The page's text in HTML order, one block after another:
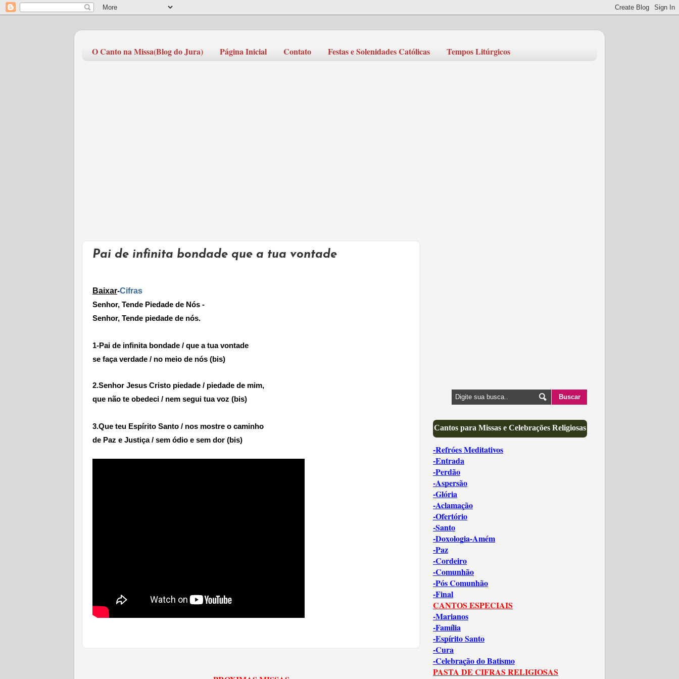
O Canto na Missa(Blog do Jura) Página Inicial Contato Festas e Solenidades Católicas Tempos Litúrgicos
Pai de infinita bondade que a tua vontade
Baixar-Cifras
Senhor, Tende Piedade de Nós -
Senhor, Tende piedade de nós.
1-Pai de infinita bondade / que a tua vontade
se faça verdade / no meio de nós (bis)
2.Senhor Jesus Cristo piedade / piedade de mim,
que não te obedeci / nem segui tuavoz (bis)
3.Que teu Espírito Santo / nos mostre o caminho
de Paz e Justiça / sem ódio e sem dor (bis)
Cantos para Missas e Celebrações Religiosas
-Refróes Meditativos
-Entrada
-Perdão
-Aspersão
-Glória
-Aclamação
-Ofertório
-Santo
-Doxologia-Amém
-Paz
-Cordeiro
-Comunhão
-Pós Comunhão
-Final
CANTOS ESPECIAIS
-Marianos
-Família
-Espírito Santo
-Cura
-Celebração do Batismo
PASTA DE CIFRAS RELIGIOSAS